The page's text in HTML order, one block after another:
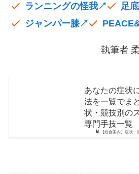
ランニングの怪我↗
足
ジャンパー膝↗
執筆者
【総合案内】症状
あなたの症状
法を一覧でま
状・競技別の
専門手技一覧